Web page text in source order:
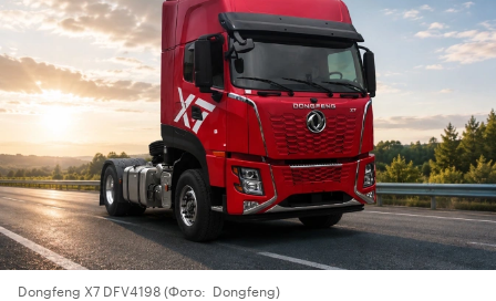
Dongfeng X7 DFV4198(Фото: Dongfeng)